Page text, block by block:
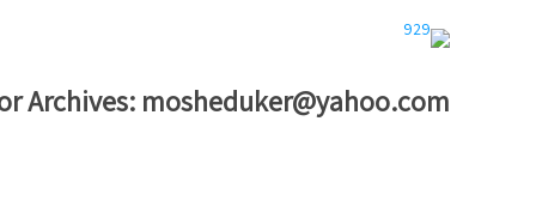
Archives: mosheduker@yahoo.com